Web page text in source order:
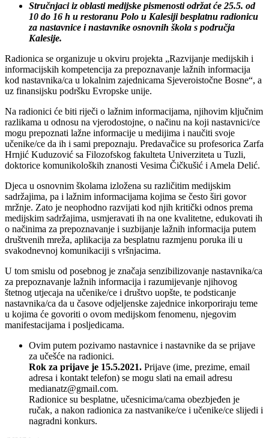
Stručnjaci iz oblasti medijske pismenosti održat će 25.5. od
10 do 16 h u restoranu Polo u Kalesiji besplatnu radionicu
za nastavnice i nastavnike osnovnih škola s područja
Kalesije.
Radionica se organizuje u okviru projekta „Razvijanje medijskih i
informacijskih kompetencija za prepoznavanje lažnih informacija
kod nastavnika/ca u lokalnim zajednicama Sjeveroistočne Bosne“, a
uz finansijsku podršku Evropske unije.
Na radionici će biti riječi o lažnim informacijama, njihovim ključnim
razlikama u odnosu na vjerodostojne, o načinu na koji nastavnici/ce
mogu prepoznati lažne informacije u medijima i naučiti svoje
učenike/ce da ih i sami prepoznaju. Predavačice su profesorica Zarfa
Hrnjić Kuduzović sa Filozofskog fakulteta Univerziteta u Tuzli,
doktorice komunikoloških znanosti Vesima Čičkušić i Amela Delić.
Djeca u osnovnim školama izložena su različitim medijskim
sadržajima, pa i lažnim informacijama kojima se često širi govor
mržnje. Zato je neophodno razvijati kod njih kritički odnos prema
medijskim sadržajima, usmjeravati ih na one kvalitetne, edukovati ih
o načinima za prepoznavanje i suzbijanje lažnih informacija putem
društvenih mreža, aplikacija za besplatnu razmjenu poruka ili u
svakodnevnoj komunikaciji s vršnjacima.
U tom smislu od posebnog je značaja senzibilizovanje nastavnika/ca
za prepoznavanje lažnih informacija i razumijevanje njihovog
štetnog utjecaja na učenike/ce i društvo uopšte, te podsticanje
nastavnika/ca da u časove odjeljenske zajednice inkorporiraju teme
u kojima će govoriti o ovom medijskom fenomenu, njegovim
manifestacijama i posljedicama.
Ovim putem pozivamo nastavnice i nastavnike da se prijave
za učešće na radionici.
Rok za prijave je 15.5.2021. Prijave (ime, prezime, email
adresa i kontakt telefon) se mogu slati na email adresu
medianatz@gmail.com.
Radionice su besplatne, učesnicima/cama obezbjeđen je
ručak, a nakon radionica za nastvanike/ce i učenike/ce slijedi i
nagradni konkurs.